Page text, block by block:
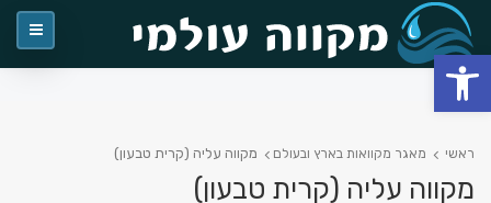
ראשי מאגר מקוואות בארץ ובעולם מקווה עליה (קרית טבעון)
מקווה עליה (קרית טבעון)
פתח סרגל נגישות